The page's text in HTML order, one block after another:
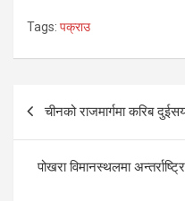
Tags: पक्राउ
Post
navigation
चीनको राजमार्गमा करिब
पोखरा विमानस्थलमा